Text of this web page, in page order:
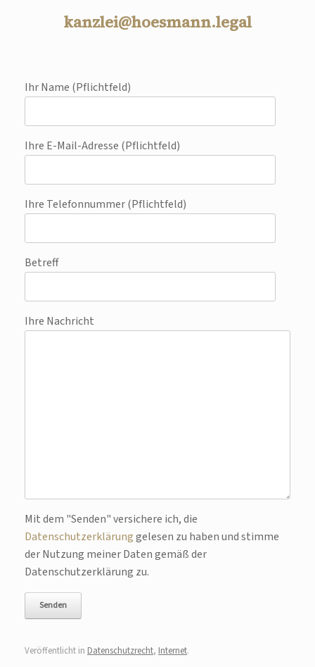
kanzlei@hoesmann.legal
Ihr Name (Pflichtfeld)
Ihre E-Mail-Adresse (Pflichtfeld)
Ihre Telefonnummer (Pflichtfeld)
Betreff
Ihre Nachricht
Bitte lasse dieses Feld leer.
Mit dem "Senden" versichere ich, die
Datenschutzerklärunggelesen zu haben und stimme
der Nutzung meiner Daten gemäß der
Datenschutzerklärung zu.
Veröffentlicht in Datenschutzrecht, Internet.